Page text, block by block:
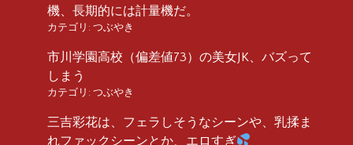
機、長期的には計量機だ。
カテゴリ: つぶやき
市川学園高校（偏差値73）の美女JK、バズって
しまう
カテゴリ: つぶやき
三吉彩花は、フェラしそうなシーンや、乳揉ま
れファックシーンとか、エロすぎ